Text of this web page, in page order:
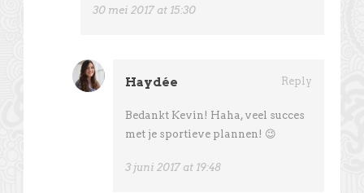
30 mei 2017 at 15:30
Haydée Reply
Bedankt Kevin! Haha, veel succes
met je sportieve plannen! 😉
3 juni 2017 at 19:48